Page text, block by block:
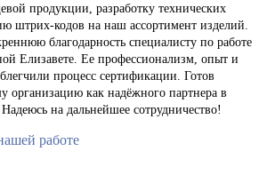
продукции, разработку технических
штрих-кодов на наш ассортимент изделий.
благодарность специалисту по работе
Елизавете. Ее профессионализм, опыт и
процесс сертификации. Готов
организацию как надёжного партнера в
на дальнейшее сотрудничество!
работе